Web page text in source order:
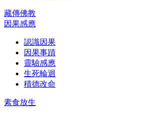
藏傳佛教
因果感應
認識因果
因果事蹟
靈驗感應
生死輪迴
積德改命
素食放生